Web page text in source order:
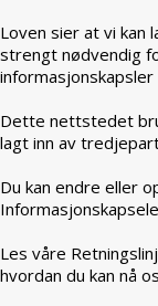
Loven sier at vi kan
strengt nødvendig
Dette nettstedet
lagt inn av
Du kan endre eller
Les våre
hvordan du kan nå